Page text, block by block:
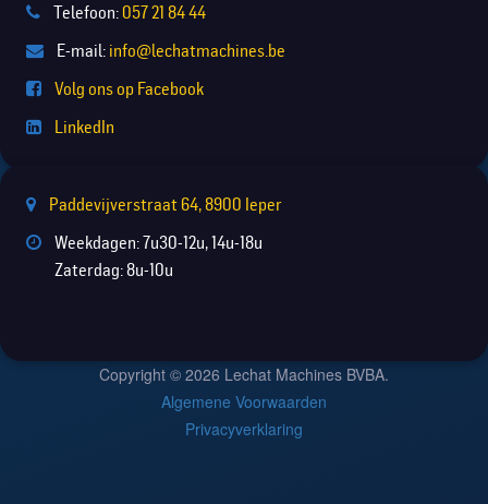
Telefoon: 057 21 84 44
E-mail: info@lechatmachines.be
Volg ons op Facebook
LinkedIn
Paddevijverstraat 64, 8900 Ieper
Weekdagen: 7u30-12u, 14u-18u
Zaterdag: 8u-10u
Copyright © 2026 Lechat Machines BVBA.
Algemene Voorwaarden
Privacyverklaring